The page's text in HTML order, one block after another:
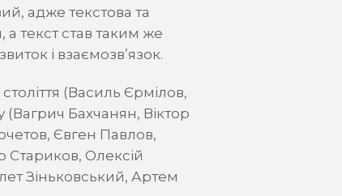
адже текстова та
а текст став таким же
і взаємозв’язок.
(Василь Єрмілов,
Бахчанян, Віктор
Євген Павлов,
Стариков, Олексій
Зіньковський, Артем